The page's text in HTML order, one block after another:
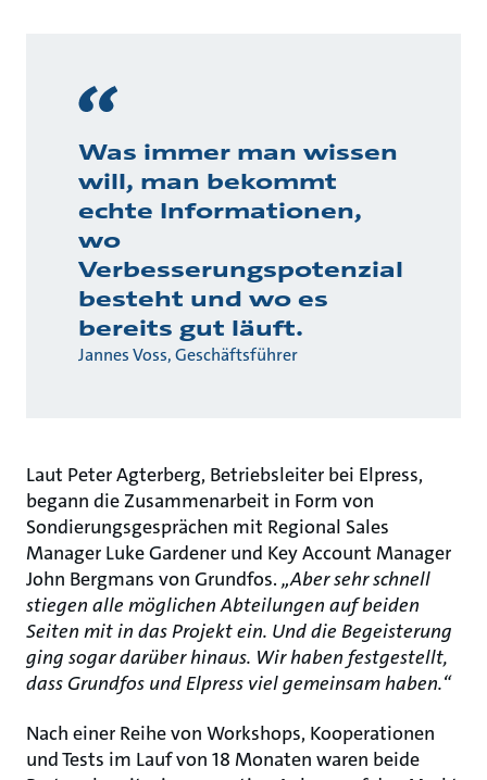
Was immer man wissen
will, man bekommt
echte Informationen,
wo
Verbesserungspotenzial
besteht und wo es
bereits gut läuft.
Jannes Voss, Geschäftsführer
Laut Peter Agterberg, Betriebsleiter bei Elpress,
begann die Zusammenarbeit in Form von
Sondierungsgesprächen mit Regional Sales
Manager Luke Gardener und Key Account Manager
John Bergmans von Grundfos. „Aber sehr schnell
stiegen alle möglichen Abteilungen auf beiden
Seiten mit in das Projekt ein. Und die Begeisterung
ging sogar darüber hinaus. Wir haben festgestellt,
dass Grundfos und Elpress viel gemeinsam haben.“
Nach einer Reihe von Workshops, Kooperationen
und Tests im Lauf von 18 Monaten waren beide